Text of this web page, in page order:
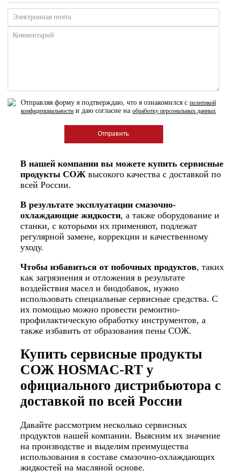
Электронная почта
Комментарий
Отправляя форму я подтверждаю, что я ознакомился с политикой
конфиденциальности и даю согласие на обработку персональных данных
В нашей компании вы можете купить сервисные
продукты СОЖ высокого качества с доставкой по
всей России.
В результате эксплуатации смазочно-
охлаждающие жидкости, а также оборудование и
станки, с которыми их применяют, подлежат
регулярной замене, коррекции и качественному
уходу.
Чтобы избавиться от побочных продуктов, таких
как загрязнения и отложения в результате
воздействия масел и биодобавок, нужно
использовать специальные сервисные средства. С
их помощью можно провести ремонтно-
профилактическую обработку инструментов, а
также избавить от образования пены СОЖ.
Купить сервисные продукты
СОЖ HOSMAC-RT у
официального дистрибьютора с
доставкой по всей России
Давайте рассмотрим несколько сервисных
продуктов нашей компании. Выясним их значение
на производстве и выделим преимущества
использования в составе смазочно-охлаждающих
жидкостей на масляной основе.